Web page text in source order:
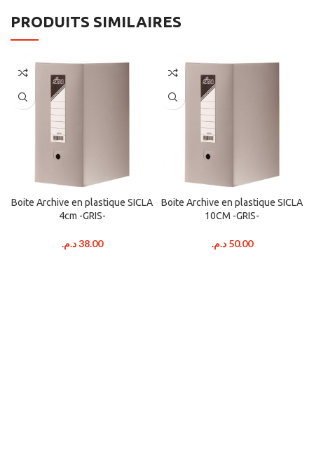
PRODUITS SIMILAIRES
Boite Archive en plastique SICLA
4cm -GRIS-
38.00 د.م.
Boite Archive en plastique SICLA
10CM -GRIS-
50.00 د.م.